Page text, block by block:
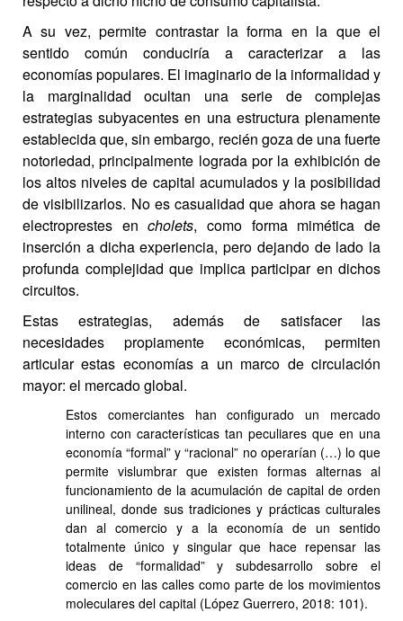
A su vez, permite contrastar la forma en la que el
sentido común conduciría a caracterizar a las
economías populares. El imaginario de la informalidad y
la marginalidad ocultan una serie de complejas
estrategias subyacentes en una estructura plenamente
establecida que, sin embargo, recién goza de una fuerte
notoriedad, principalmente lograda por la exhibición de
los altos niveles de capital acumulados y la posibilidad
de visibilizarlos. No es casualidad que ahora se hagan
electroprestes encholets, como forma mimética de
inserción a dicha experiencia, pero dejando de lado la
profunda complejidad que implica participar en dichos
circuitos.
Estas estrategias, además de satisfacer las
necesidades propiamente económicas, permiten
articular estas economías a un marco de circulación
mayor: el mercado global.
Estos comerciantes han configurado un mercado
interno con características tan peculiares que en una
economía “formal” y “racional” no operarían (…) lo que
permite vislumbrar que existen formas alternas al
funcionamiento de la acumulación de capital de orden
unilineal, donde sus tradiciones y prácticas culturales
dan al comercio y a la economía de un sentido
totalmente único y singular que hace repensar las
ideas de “formalidad” y subdesarrollo sobre el
comercio en las calles como parte de los movimientos
moleculares del capital (López Guerrero, 2018: 101).